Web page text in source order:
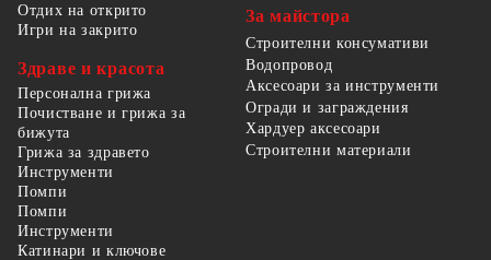
Отдих на открито
Игри на закрито
Здраве и красота
Персонална грижа
Почистване и грижа за
бижута
Грижа за здравето
За майстора
Строителни консумативи
Водопровод
Аксесоари за инструменти
Огради и заграждения
Хардуер аксесоари
Строителни материали
Инструменти
Помпи
Помпи
Инструменти
Катинари и ключове